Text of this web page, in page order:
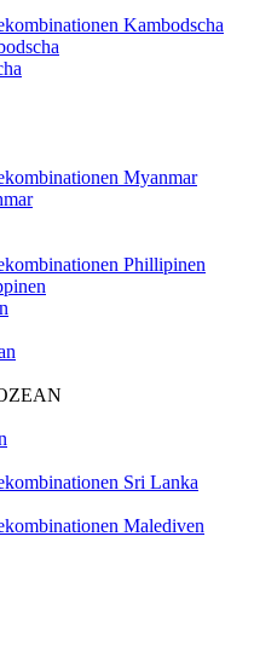
Kambodscha
Myanmar
Phillipinen
Sri Lanka
Malediven